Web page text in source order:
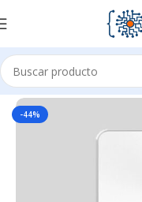
Inicio REDES WIFI
-44%